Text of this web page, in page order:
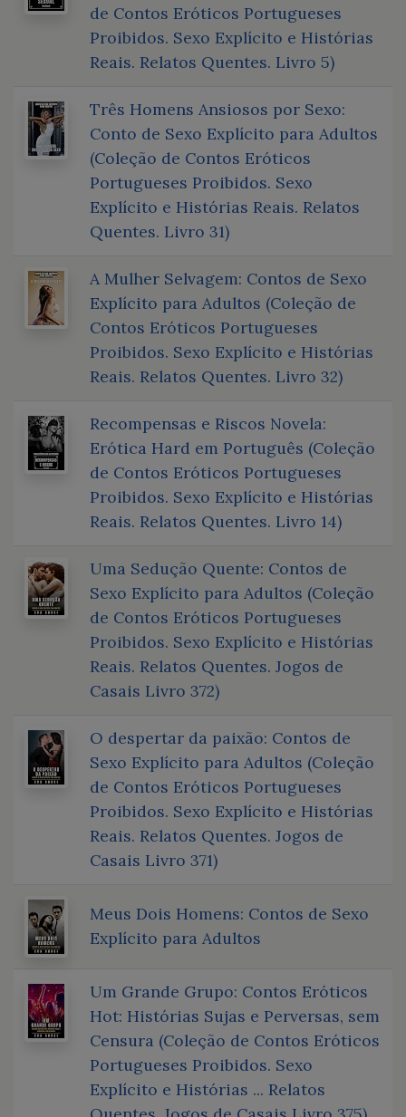
de Contos Eróticos Portugueses
Proibidos. Sexo Explícito e Histórias
Reais. Relatos Quentes. Livro 5)
Três Homens Ansiosos por Sexo:
Conto de Sexo Explícito para Adultos
(Coleção de Contos Eróticos
Portugueses Proibidos. Sexo
Explícito e Histórias Reais. Relatos
Quentes. Livro 31)
A Mulher Selvagem: Contos de Sexo
Explícito para Adultos (Coleção de
Contos Eróticos Portugueses
Proibidos. Sexo Explícito e Histórias
Reais. Relatos Quentes. Livro 32)
Recompensas e Riscos Novela:
Erótica Hard em Português (Coleção
de Contos Eróticos Portugueses
Proibidos. Sexo Explícito e Histórias
Reais. Relatos Quentes. Livro 14)
Uma Sedução Quente: Contos de
Sexo Explícito para Adultos (Coleção
de Contos Eróticos Portugueses
Proibidos. Sexo Explícito e Histórias
Reais. Relatos Quentes. Jogos de
Casais Livro 372)
O despertar da paixão: Contos de
Sexo Explícito para Adultos (Coleção
de Contos Eróticos Portugueses
Proibidos. Sexo Explícito e Histórias
Reais. Relatos Quentes. Jogos de
Casais Livro 371)
Meus Dois Homens: Contos de Sexo
Explícito para Adultos
Um Grande Grupo: Contos Eróticos
Hot: Histórias Sujas e Perversas, sem
Censura (Coleção de Contos Eróticos
Portugueses Proibidos. Sexo
Explícito e Histórias ... Relatos